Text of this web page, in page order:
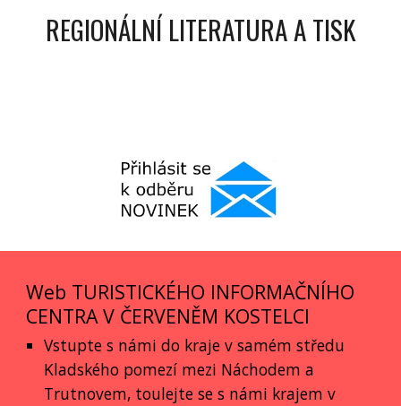
REGIONÁLNÍ LITERATURA A TISK
Web TURISTICKÉHO INFORMAČNÍHO
CENTRA V ČERVENĚM KOSTELCI
Vstupte s námi do kraje v samém středu
Kladského pomezí mezi Náchodem a
Trutnovem, toulejte se s námi krajem v